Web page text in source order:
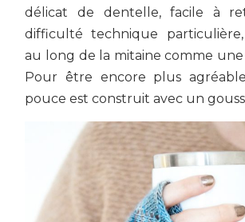
délicat de dentelle, facile à
difficulté technique
au long de la mitaine comme
Pour être encore plus
pouce est construit avec un